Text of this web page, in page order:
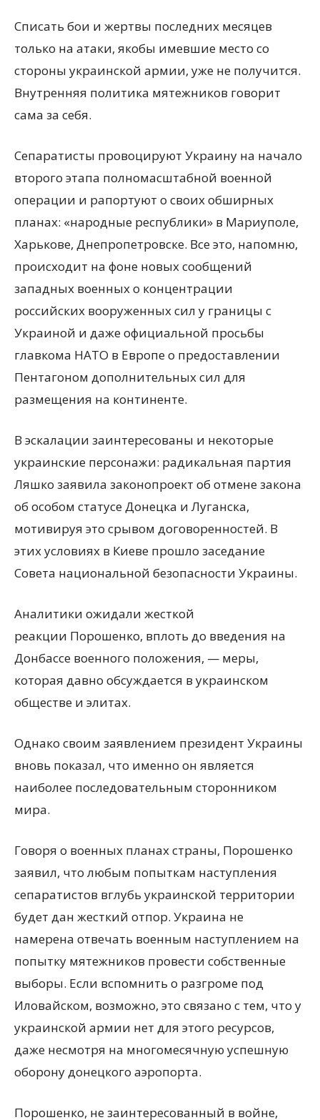
Списать бои и жертвы последних месяцев
только на атаки, якобы имевшие место со
стороны украинской армии, уже не получится.
Внутренняя политика мятежников говорит
сама за себя.
Сепаратисты провоцируют Украину на начало
второго этапа полномасштабной военной
операции и рапортуют о своих обширных
планах: «народные республики» в Мариуполе,
Харькове, Днепропетровске. Все это, напомню,
происходит на фоне новых сообщений
западных военных о концентрации
российских вооруженных сил у границы с
Украиной и даже официальной просьбы
главкома НАТО в Европе о предоставлении
Пентагоном дополнительных сил для
размещения на континенте.
В эскалации заинтересованы и некоторые
украинские персонажи: радикальная партия
Ляшко заявила законопроект об отмене закона
об особом статусе Донецка и Луганска,
мотивируя это срывом договоренностей. В
этих условиях в Киеве прошло заседание
Совета национальной безопасности Украины.
Аналитики ожидали жесткой
реакции Порошенко, вплоть до введения на
Донбассе военного положения, — меры,
которая давно обсуждается в украинском
обществе и элитах.
Однако своим заявлением президент Украины
вновь показал, что именно он является
наиболее последовательным сторонником
мира.
Говоря о военных планах страны, Порошенко
заявил, что любым попыткам наступления
сепаратистов вглубь украинской территории
будет дан жесткий отпор. Украина не
намерена отвечать военным наступлением на
попытку мятежников провести собственные
выборы. Если вспомнить о разгроме под
Иловайском, возможно, это связано с тем, что у
украинской армии нет для этого ресурсов,
даже несмотря на многомесячную успешную
оборону донецкого аэропорта.
Порошенко, не заинтересованный в войне,